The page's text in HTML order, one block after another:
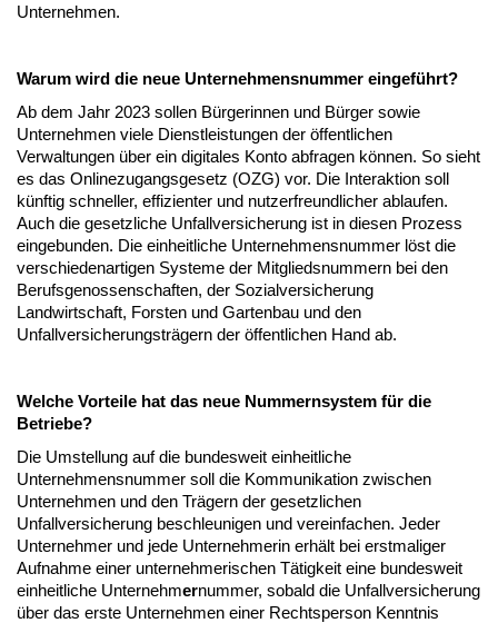
Unternehmen.
Warum wird die neue Unternehmensnummer eingeführt?
Ab dem Jahr 2023 sollen Bürgerinnen und Bürger sowie
Unternehmen viele Dienstleistungen der öffentlichen
Verwaltungen über ein digitales Konto abfragen können. So sieht
es das Onlinezugangsgesetz (OZG) vor. Die Interaktion soll
künftig schneller, effizienter und nutzerfreundlicher ablaufen.
Auch die gesetzliche Unfallversicherung ist in diesen Prozess
eingebunden. Die einheitliche Unternehmensnummer löst die
verschiedenartigen Systeme der Mitgliedsnummern bei den
Berufsgenossenschaften, der Sozialversicherung
Landwirtschaft, Forsten und Gartenbau und den
Unfallversicherungsträgern der öffentlichen Hand ab.
Welche Vorteile hat das neue Nummernsystem für die
Betriebe?
Die Umstellung auf die bundesweit einheitliche
Unternehmensnummer soll die Kommunikation zwischen
Unternehmen und den Trägern der gesetzlichen
Unfallversicherung beschleunigen und vereinfachen. Jeder
Unternehmer und jede Unternehmerin erhält bei erstmaliger
Aufnahme einer unternehmerischen Tätigkeit eine bundesweit
einheitliche Unternehmernummer, sobald die Unfallversicherung
über das erste Unternehmen einer Rechtsperson Kenntnis